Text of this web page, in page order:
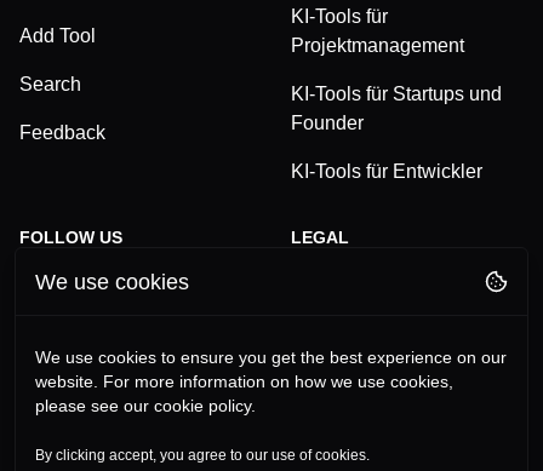
Add Tool
Search
Feedback
KI-Tools für
Projektmanagement
KI-Tools für Startups und
Founder
KI-Tools für Entwickler
FOLLOW US
TikTok
YouTube
LEGAL
Imprint
We use cookies
We use cookies to ensure you get the best experience on our
website. For more information on how we use cookies,
please see our cookie policy.
By clicking accept, you agree to our use of cookies.